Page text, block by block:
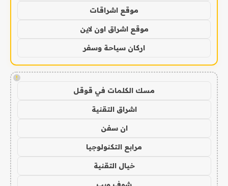
موقع اشراقات
موقع اشراق اون لاين
اركان سياحة وسفر
!
مسك الكلمات في قوقل
اشراق التقنية
ان سفن
مرابع التكنولوجيا
خيال التقنية